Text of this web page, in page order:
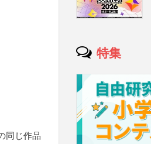
同じ作品
特集